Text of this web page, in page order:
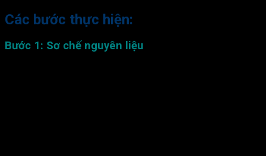
Các bước thực hiện:
Bước 1: Sơ chế nguyên liệu